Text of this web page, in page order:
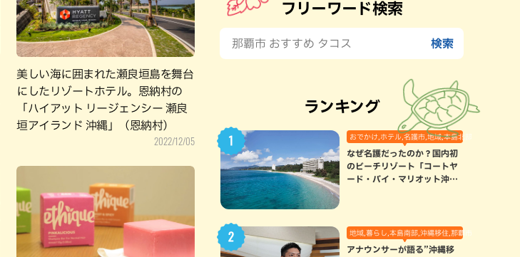
美しい海に囲まれた瀬良垣島を舞台
にしたリゾートホテル。恩納村の
「ハイアット リージェンシー 瀬良
垣アイランド 沖縄」（恩納村）
2022/12/05
フリーワード検索
ランキング
おでかけ,ホテル,名護市,地域,本島北部
なぜ名護だったのか？国内初
のビーチリゾート「コートヤ
ード・バイ・マリオット沖縄
地域,暮らし,本島南部,沖縄移住,那覇市
アナウンサーが語る”沖縄移